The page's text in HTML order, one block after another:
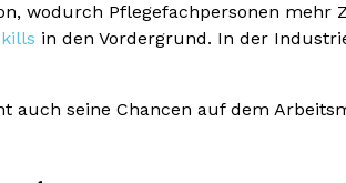
wodurch Pflegefachpersonen mehr
in den Vordergrund. In der
auch seine Chancen auf dem